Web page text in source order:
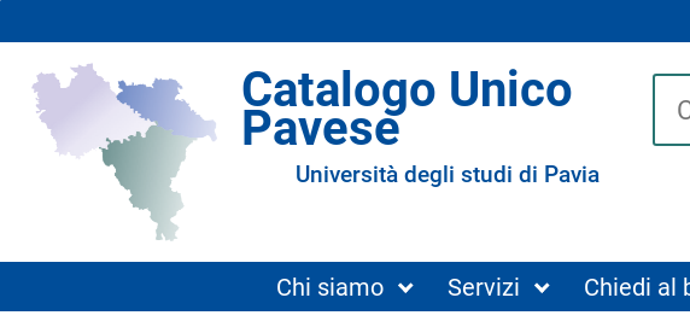
Catalogo Unico
Pavese
Università degli studi di Pavia
Chi siamo Servizi Chiedi al